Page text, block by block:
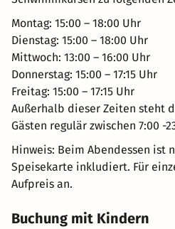
Montag: 15:00 – 18:00 Uhr
Dienstag: 15:00 – 18:00 Uhr
Mittwoch: 13:00 – 16:00 Uhr
Donnerstag: 15:00 – 17:15 Uhr
Freitag: 15:00 – 17:15 Uhr
Außerhalb dieser Zeiten steht
Gästen regulär zwischen 7:00 -
Hinweis: Beim Abendessen ist
Speisekarte inkludiert. Für
Aufpreis an.
Buchung mit Kindern